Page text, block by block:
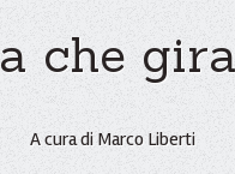
che
A cura di Marco Liberti